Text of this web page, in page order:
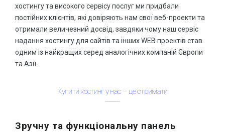
хостингу та високого сервісу послуг ми придбали
постійних клієнтів, які довіряють нам свої веб-проекти та
отримали величезний досвід, завдяки чому наш сервіс
надання хостингу для сайтів та інших WEB проектів став
одним із найкращих серед аналогічних компаній Європи
та Азії.
Купити хостинг у нас – це отримати
Зручну та функціональну панель